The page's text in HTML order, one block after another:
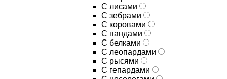
С лисами
С зебрами
С коровами
С пандами
С белками
С леопардами
С рысями
С гепардами